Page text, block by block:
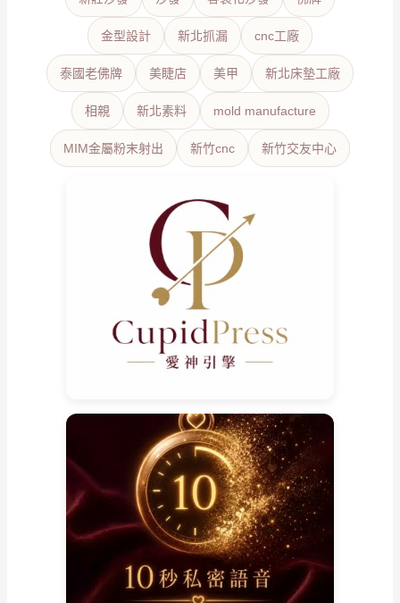
金型設計 新北抓漏 cnc工廠
泰國老佛牌 美睫店 美甲 新北床墊工廠
相親 新北素料 mold manufacture
MIM金屬粉末射出 新竹cnc 新竹交友中心